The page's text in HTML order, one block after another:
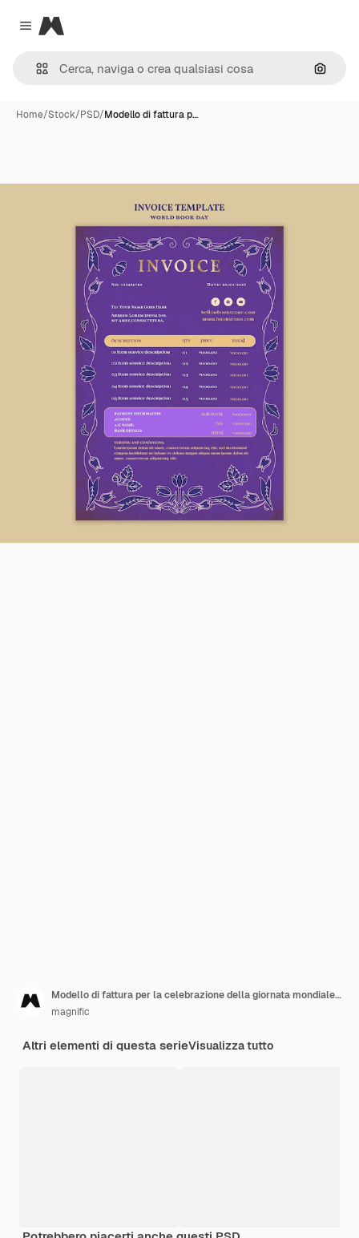
Close menu
Magnific
Cerca
Home/Stock/PSD/Modello di fattura p…
Modello di fattura per la celebrazione della giornata mondiale del libro
magnific
Altri elementi di questa serieVisualizza tutto